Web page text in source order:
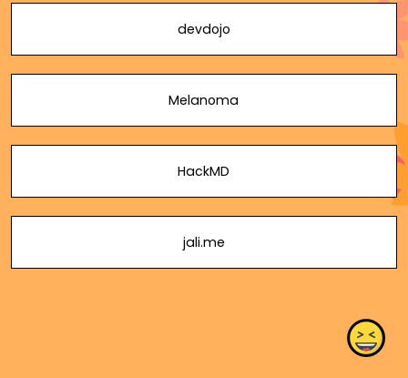
devdojo
Melanoma
HackMD
jali.me